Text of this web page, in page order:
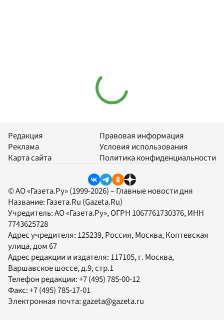
Редакция
Реклама
Карта сайта
Правовая информация
Условия использования
Политика конфиденциальности
© АО «Газета.Ру» (1999-2026) – Главные новости дня
Название: Газета.Ru (Gazeta.Ru)
Учредитель:АО «Газета.Ру», ОГРН 1067761730376, ИНН
7743625728
Адрес учредителя: 125239, Россия, Москва, Коптевская
улица, дом 67
Адрес редакции и издателя: 117105, г. Москва,
Варшавское шоссе, д.9, стр.1
Телефон редакции:+7 (495) 785-00-12
Факс:+7 (495) 785-17-01
Электронная почта: gazeta@gazeta.ru